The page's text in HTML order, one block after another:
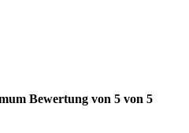
Bewertung von 5 von 5